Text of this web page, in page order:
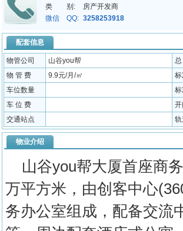
类 别:
房产开发商
微信 QQ: 3258253918
配套信息
物管公司 山谷you帮 总
物 管 费
9.9元/月/㎡
车位数量
车 位 费
交通站点
物业介绍
山谷you帮大厦首座商
万平方米，由创客中心
务办公室组成，配备交流